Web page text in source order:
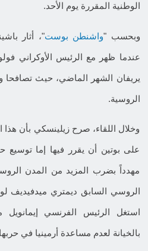
الوطنية المقررة يوم الأحد.
وبحسب "واشنطن بوست"، أثار
عندما ظهر مع الرئيس الأوكراني
يريفان الشهر الماضي، حيث تصافحا
الروسية.
وخلال اللقاء، صرح زيلينسكي بأن
على بوتين أن يقرر فيها إما توسيع
مهدداً بضرب المزيد من المدن
الروسي السابق ديمتري ميدفيديف
استغل الرئيس الفرنسي إيمانويل
بالخيانة لعدم مساعدة أرمينيا في